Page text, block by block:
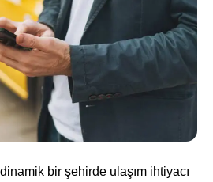
bir şehirde ulaşım ihtiyacı